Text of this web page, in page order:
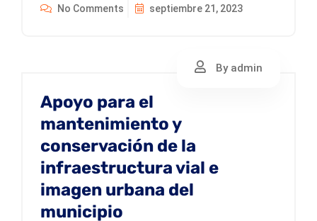
No Comments septiembre 21, 2023
By admin
Apoyo para el
mantenimiento y
conservación de la
infraestructura vial e
imagen urbana del
municipio